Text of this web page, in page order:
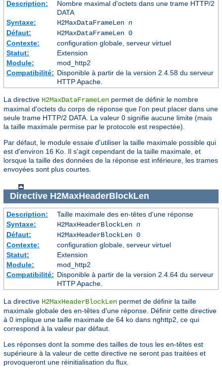
Description:
Nombre maximal d'octets dans une trame HTTP/2
DATA
Syntaxe:
H2MaxDataFrameLen n
Défaut:
H2MaxDataFrameLen 0
Contexte:
configuration globale, serveur virtuel
Statut:
Extension
Module:
mod_http2
Compatibilité: Disponible à partir de la version 2.4.58 du serveur
HTTP Apache.
La directive H2MaxDataFrameLen permet de définir le nombre
maximal d'octets du corps de réponse que l'on peut placer dans une
seule trame HTTP/2 DATA. La valeur 0 signifie aucune limite (mais
la taille maximale permise par le protocole est respectée).
Par défaut, le module essaie d'utiliser la taille maximale possible qui
est d'environ 16 Ko. Il s'agit cependant de la taille maximale, et
lorsque la taille des données de la réponse est inférieure, les trames
envoyées sont plus courtes.
Directive H2MaxHeaderBlockLen
Description:
Taille maximale des en-têtes d'une réponse
Syntaxe:
H2MaxHeaderBlockLen n
Défaut:
H2MaxHeaderBlockLen 0
Contexte:
configuration globale, serveur virtuel
Statut:
Extension
Module:
mod_http2
Compatibilité: Disponible à partir de la version 2.4.64 du serveur
HTTP Apache.
La directive H2MaxHeaderBlockLen permet de définir la taille
maximale globale des en-têtes d'une réponse. Définir cette directive
à 0 implique une taille maximale de 64 ko dans nghttp2, ce qui
correspond à la valeur par défaut.
Les réponses dont la somme des tailles de tous les en-têtes est
supérieure à la valeur de cette directive ne seront pas traitées et
provoqueront une réinitialisation du flux.